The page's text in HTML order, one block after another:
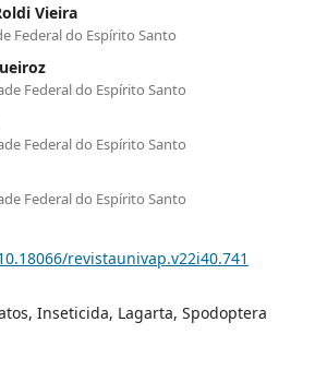
Vieira
Federal do Espírito Santo
Federal do Espírito Santo
Federal do Espírito Santo
Federal do Espírito Santo
revistaunivap.v22i40.741
Inseticida, Lagarta, Spodoptera